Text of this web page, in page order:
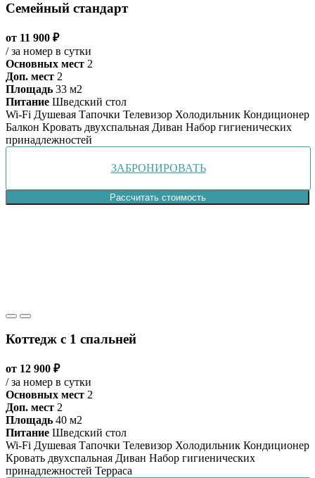
Семейный стандарт
от 11 900 ₽
/ за номер в сутки
Основных мест 2
Доп. мест 2
Площадь 33 м2
Питание Шведский стол
Wi-Fi Душевая Тапочки Телевизор Холодильник Кондиционер
Балкон Кровать двухспальная Диван Набор гигиенических
принадлежностей
ЗАБРОНИРОВАТЬ
Рассчитать стоимость
Коттедж с 1 спальней
от 12 900 ₽
/ за номер в сутки
Основных мест 2
Доп. мест 2
Площадь 40 м2
Питание Шведский стол
Wi-Fi Душевая Тапочки Телевизор Холодильник Кондиционер
Кровать двухспальная Диван Набор гигиенических
принадлежностей Терраса